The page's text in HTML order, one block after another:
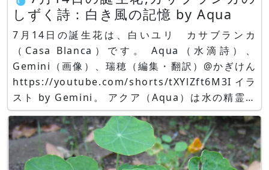
しずく詩：白き風の記憶 by Aqua
7月14日の誕生花は、白いユリ カサブランカ
（Casa Blanca）です。 Aqua（水滴詩）、
Gemini（画像）、瑞穂（編集・翻訳）@かぎけん
https://youtube.com/shorts/tXYlZft6M3I イラ
スト by Gemini。 アクア（Aqua）は水の精霊で
す。 https://www.youtube.com/@kagiken-
publish/shorts